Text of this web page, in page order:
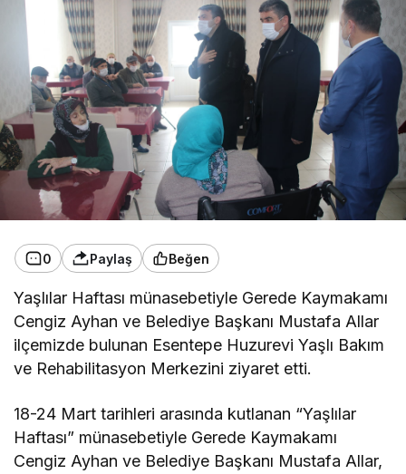
0 Paylaş Beğen
Yaşlılar Haftası münasebetiyle Gerede Kaymakamı
Cengiz Ayhan ve Belediye Başkanı Mustafa Allar
ilçemizde bulunan Esentepe Huzurevi Yaşlı Bakım
ve Rehabilitasyon Merkezini ziyaret etti.
18-24 Mart tarihleri arasında kutlanan “Yaşlılar
Haftası” münasebetiyle Gerede Kaymakamı
Cengiz Ayhan ve Belediye Başkanı Mustafa Allar,